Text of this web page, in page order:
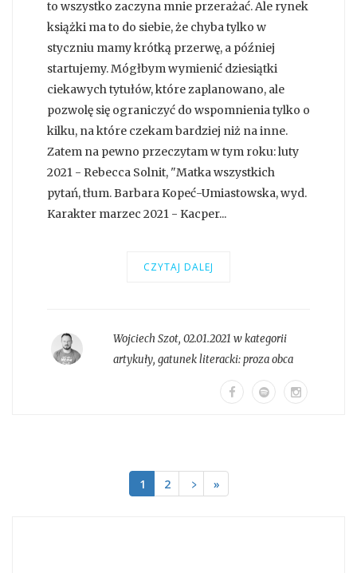
to wszystko zaczyna mnie przerażać. Ale rynek
książki ma to do siebie, że chyba tylko w
styczniu mamy krótką przerwę, a później
startujemy. Mógłbym wymienić dziesiątki
ciekawych tytułów, które zaplanowano, ale
pozwolę się ograniczyć do wspomnienia tylko o
kilku, na które czekam bardziej niż na inne.
Zatem na pewno przeczytam w tym roku: luty
2021 - Rebecca Solnit, "Matka wszystkich
pytań, tłum. Barbara Kopeć-Umiastowska, wyd.
Karakter marzec 2021 - Kacper...
CZYTAJ DALEJ
Wojciech Szot, 02.01.2021 w kategorii
artykuły, gatunek literacki:proza obca
1 2 ﹥ »